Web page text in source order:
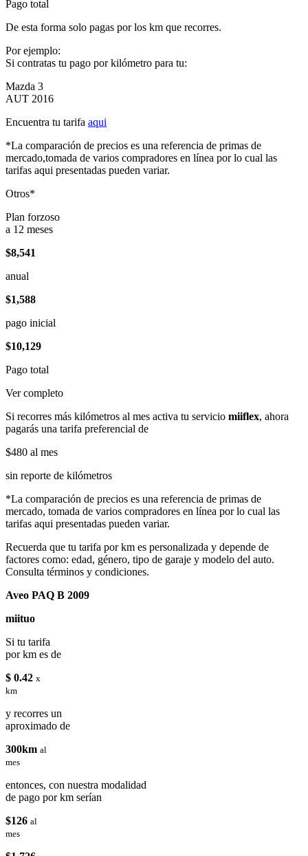
Pago total
De esta forma solo pagas por los km que recorres.
Por ejemplo:
Si contratas tu pago por kilómetro para tu:
Mazda 3
AUT 2016
Encuentra tu tarifa aqui
*La comparación de precios es una referencia de primas de
mercado,tomada de varios compradores en línea por lo cual las
tarifas aqui presentadas pueden variar.
Otros*
Plan forzoso
a 12 meses
$8,541
anual
$1,588
pago inicial
$10,129
Pago total
Ver completo
Si recorres más kilómetros al mes activa tu servicio miiflex, ahora
pagarás una tarifa preferencial de
$480 al mes
sin reporte de kilómetros
*La comparación de precios es una referencia de primas de
mercado, tomada de varios compradores en línea por lo cual las
tarifas aqui presentadas pueden variar.
Recuerda que tu tarifa por km es personalizada y depende de
factores como: edad, género, tipo de garaje y modelo del auto.
Consulta términos y condiciones.
Aveo PAQ B 2009
miituo
Si tu tarifa
por km es de
$ 0.42 x
km
y recorres un
aproximado de
300km al
mes
entonces, con nuestra modalidad
de pago por km serían
$126 al
mes